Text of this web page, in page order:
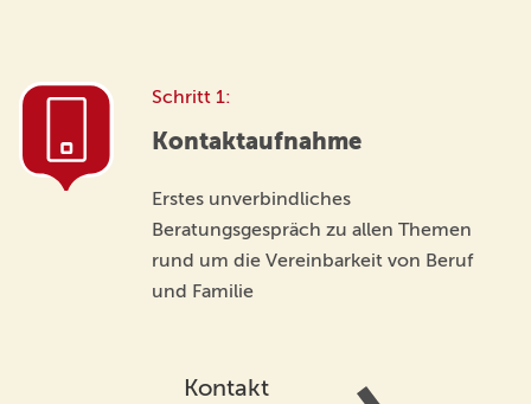
Schritt 1:
Kontaktaufnahme
Erstes unverbindliches
Beratungsgespräch zu allen Themen
rund um die Vereinbarkeit von Beruf
und Familie
Kontakt